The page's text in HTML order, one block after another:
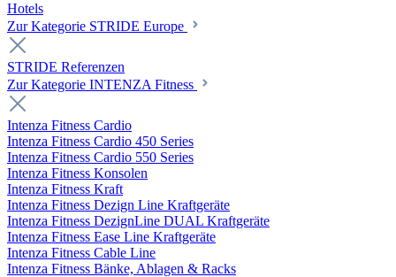
Hotels
Zur Kategorie STRIDE Europe
STRIDE Referenzen
Zur Kategorie INTENZA Fitness
Intenza Fitness Cardio
Intenza Fitness Cardio 450 Series
Intenza Fitness Cardio 550 Series
Intenza Fitness Konsolen
Intenza Fitness Kraft
Intenza Fitness Dezign Line Kraftgeräte
Intenza Fitness DezignLine DUAL Kraftgeräte
Intenza Fitness Ease Line Kraftgeräte
Intenza Fitness Cable Line
Intenza Fitness Bänke, Ablagen & Racks